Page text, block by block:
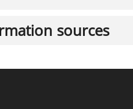
sources